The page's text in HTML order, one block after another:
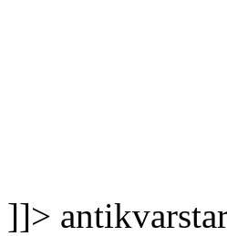
]]>